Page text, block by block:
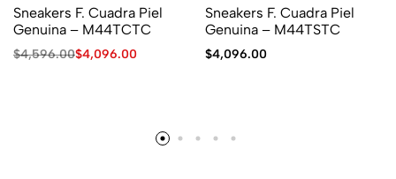
Sneakers F. Cuadra Piel
Genuina – M44TCTC
$4,596.00$4,096.00
Sneakers F. Cuadra Piel
Genuina – M44TSTC
$4,096.00